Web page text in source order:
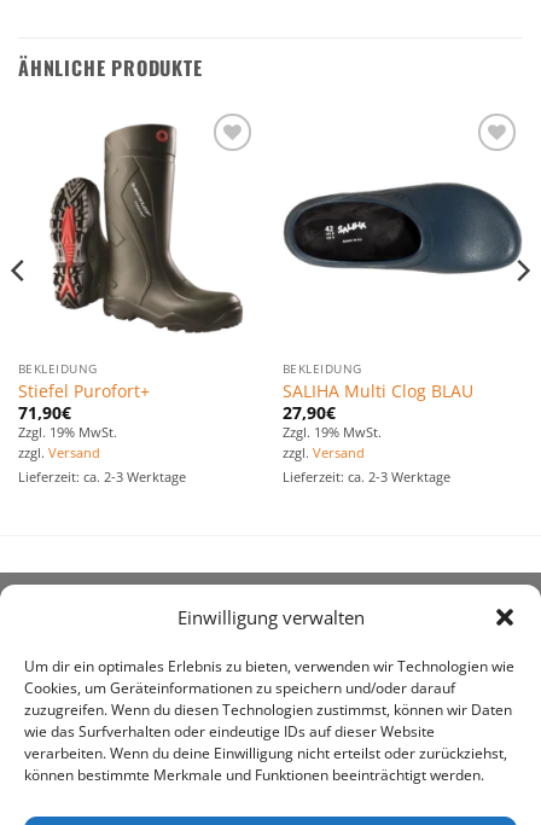
Einwilligung verwalten
Um dir ein optimales Erlebnis zu bieten, verwenden wir Technologien wie
Cookies, um Geräteinformationen zu speichern und/oder darauf
zuzugreifen. Wenn du diesen Technologien zustimmst, können wir Daten
wie das Surfverhalten oder eindeutige IDs auf dieser Website
verarbeiten. Wenn du deine Einwilligung nicht erteilst oder zurückziehst,
können bestimmte Merkmale und Funktionen beeinträchtigt werden.
ÄHNLICHE PRODUKTE
hinzufügen
BEKLEIDUNG
Stiefel Purofort+
71,90€
Zzgl. 19% MwSt.
zzgl. Versand
Lieferzeit: ca. 2-3 Werktage
Favoriten
hinzufügen
BEKLEIDUNG
SALIHA Multi Clog BLAU
27,90€
Zzgl. 19% MwSt.
zzgl. Versand
Lieferzeit: ca. 2-3 Werktage